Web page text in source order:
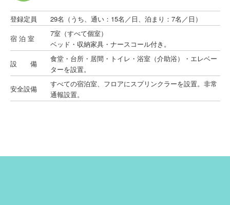
登録定員 29名（うち、通い：15名／日、泊まり：7名／日）
宿 泊 室
7室（すべて個室）
ベッド・収納家具・ナースコール付き。
設 備
食堂・台所・居間・トイレ・浴室（介助浴）・エレベー
ターを設置。
安全設備
すべての宿泊室、フロアにスプリンクラーを設置。非常
通報設置。